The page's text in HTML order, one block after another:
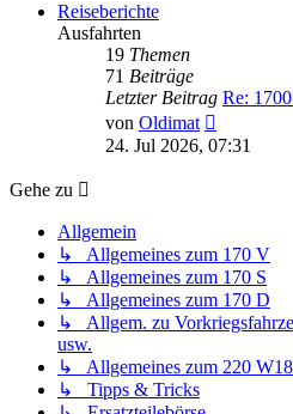
Reiseberichte
Ausfahrten
19 Themen
71 Beiträge
Letzter Beitrag Re:
von Oldimat
Beitrag
24. Jul 2026, 07:31
Gehe zu
Allgemein
↳ Allgemeines zum 170 V
↳ Allgemeines zum 170 S
↳ Allgemeines zum 170 D
↳ Allgem. zu
usw.
↳ Allgemeines zum 220
↳ Tipps & Tricks